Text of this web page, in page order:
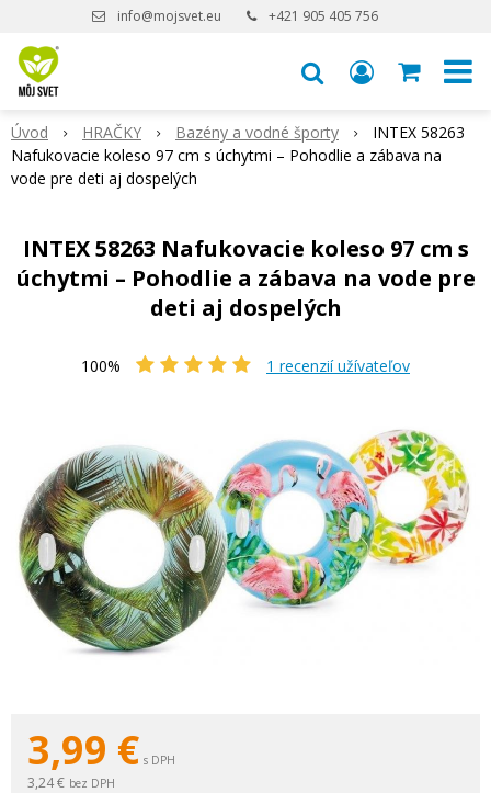
info@mojsvet.eu +421 905 405 756
Úvod HRAČKY Bazény a vodné športy
INTEX 58263
Nafukovacie koleso 97 cm s úchytmi – Pohodlie a zábava na
vode pre deti aj dospelých
INTEX 58263 Nafukovacie koleso 97 cm s
úchytmi – Pohodlie a zábava na vode pre
deti aj dospelých
100% 1 recenzií užívateľov
3,99 € s DPH
3,24 € bez DPH